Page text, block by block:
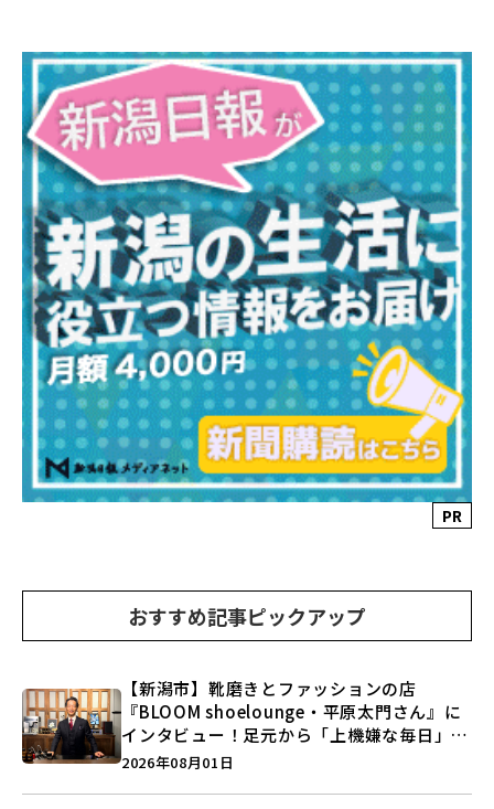
PR
おすすめ記事ピックアップ
【新潟市】靴磨きとファッションの店
『BLOOM shoelounge・平原太門さん』に
インタビュー！足元から「上機嫌な毎日」を
つくる装いの提案とは？
2026年08月01日